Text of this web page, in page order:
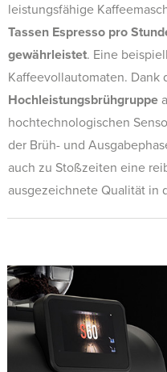
leistungsfähige
Tassen Espresso pro
gewährleistet. Eine
Kaffeevollautomaten. Dank
Hochleistungsbrühgruppe
hochtechnologischen
der Brüh- und
auch zu Stoßzeiten eine
ausgezeichnete Qualität in